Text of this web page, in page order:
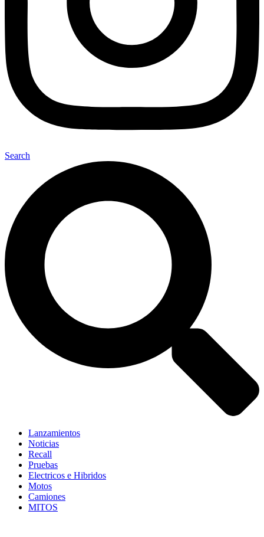
Search
Lanzamientos
Noticias
Recall
Pruebas
Electricos e Hibridos
Motos
Camiones
MITOS